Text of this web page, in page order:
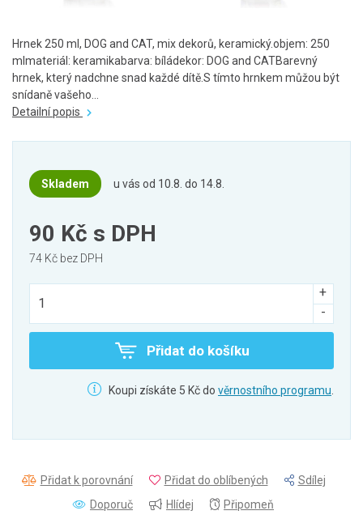
Hrnek 250 ml, DOG and CAT, mix dekorů, keramický.objem: 250
mlmateriál: keramikabarva: bíládekor: DOG and CATBarevný
hrnek, který nadchne snad každé dítě.S tímto hrnkem můžou být
snídaně vašeho...
Detailní popis
Skladem u vás od 10.8. do 14.8.
90 Kč s DPH
74 Kč bez DPH
Přidat do košíku
Koupi získáte 5 Kč do věrnostního programu.
Přidat k porovnání Přidat do oblíbených
Sdílej
Doporuč
Hlídej Připomeň